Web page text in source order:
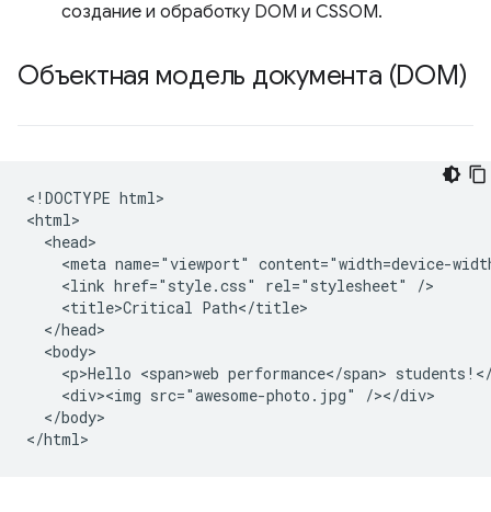
создание и обработку DOM и CSSOM.
Объектная модель документа (DOM)
<!DOCTYPE html>
<html>
  <head>
<meta name="viewport" content="width=device-
    <link href="style.css" rel="stylesheet" />
    <title>Critical Path</title>
  </head>
  <body>
<p>Hello <span>web performance</span>
    <div><img src="awesome-photo.jpg" /></div>
  </body>